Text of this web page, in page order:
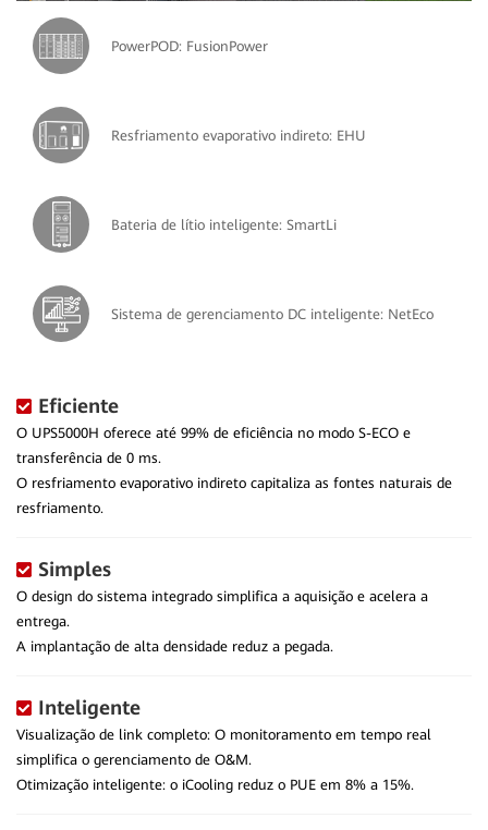
PowerPOD: FusionPower
Resfriamento evaporativo indireto: EHU
Bateria de lítio inteligente: SmartLi
Sistema de gerenciamento DC inteligente: NetEco
Eficiente
O UPS5000H oferece até 99% de eficiência no modo S-ECO e
transferência de 0 ms.
O resfriamento evaporativo indireto capitaliza as fontes naturais de
resfriamento.
Simples
O design do sistema integrado simplifica a aquisição e acelera a
entrega.
A implantação de alta densidade reduz a pegada.
Inteligente
Visualização de link completo: O monitoramento em tempo real
simplifica o gerenciamento de O&M.
Otimização inteligente: o iCooling reduz o PUE em 8% a 15%.